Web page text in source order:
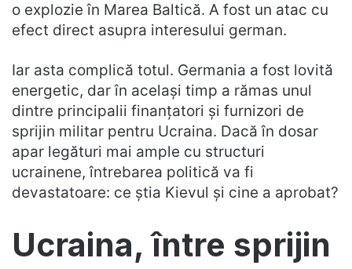
o explozie în Marea Baltică. A fost un atac cu
efect direct asupra interesului german.
Iar asta complică totul. Germania a fost lovită
energetic, dar în același timp a rămas unul
dintre principalii finanțatori și furnizori de
sprijin militar pentru Ucraina. Dacă în dosar
apar legături mai ample cu structuri
ucrainene, întrebarea politică va fi
devastatoare: ce știa Kievul și cine a aprobat?
Ucraina, între sprijin